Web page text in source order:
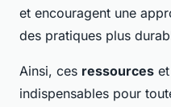
et encouragent une
des pratiques plus
Ainsi, ces ressources
indispensables pour